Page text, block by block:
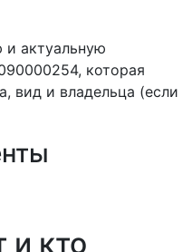
актуальную
которая
вид и владельца (если
и кто